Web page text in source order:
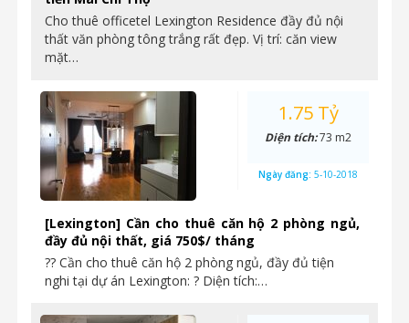
Cho thuê officetel Lexington Residence đầy đủ nội
thất văn phòng tông trắng rất đẹp. Vị trí: căn view
mặt…
[Lexington] Cần cho thuê căn hộ 2 phòng ngủ,
đầy đủ nội thất, giá 750$/ tháng
?? Cần cho thuê căn hộ 2 phòng ngủ, đầy đủ tiện
nghi tại dự án Lexington: ? Diện tích:…
1.75 Tỷ
Diện tích:73 m2
Ngày đăng: 5-10-2018